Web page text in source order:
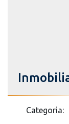
Categoria: